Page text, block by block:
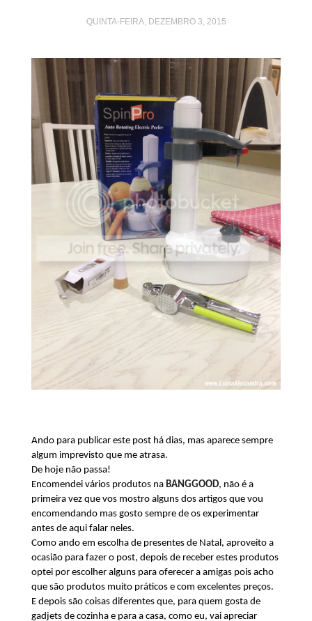
QUINTA-FEIRA, DEZEMBRO 3, 2015
Ando para publicar este post há dias, mas aparece sempre
algum imprevisto que me atrasa.
De hoje não passa!
Encomendei vários produtos naBANGGOOD, não é a
primeira vez que vos mostro alguns dos artigos que vou
encomendando mas gosto sempre de os experimentar
antes de aqui falar neles.
Como ando em escolha de presentes de Natal, aproveito a
ocasião para fazer o post, depois de receber estes produtos
optei por escolher alguns para oferecer a amigas pois acho
que são produtos muito práticos e com excelentes preços.
E depois são coisas diferentes que, para quem gosta de
gadjets de cozinha e para a casa, como eu, vai apreciar